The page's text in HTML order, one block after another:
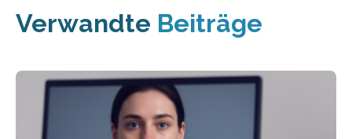
Verwandte Beiträge